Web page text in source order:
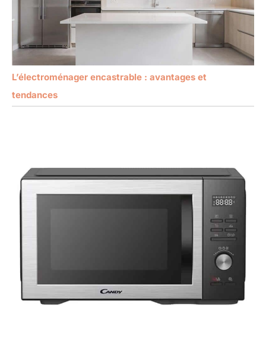
L’électroménager encastrable : avantages et
tendances